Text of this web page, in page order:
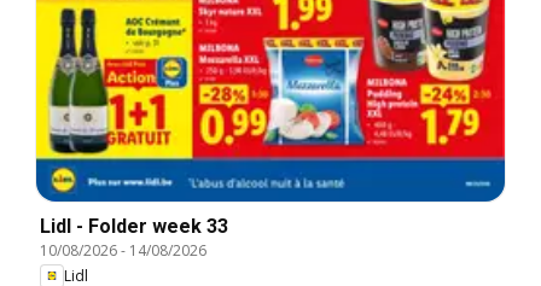
Lidl - Folder week 33
10/08/2026- 14/08/2026
Lidl